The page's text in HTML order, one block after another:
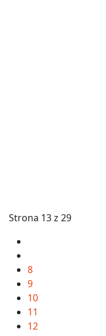
Strona 13 z 29
8
9
10
11
12